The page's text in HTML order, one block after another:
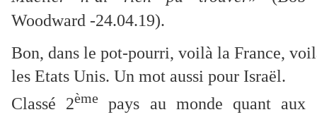
Woodward -24.04.19).
Bon, dans le pot-pourri, voilà la France,
les Etats Unis. Un mot aussi pour Israël.
Classé 2ème pays au monde quant aux